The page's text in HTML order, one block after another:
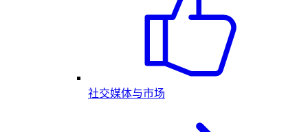
社交媒体与市场